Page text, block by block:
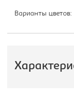
Варианты